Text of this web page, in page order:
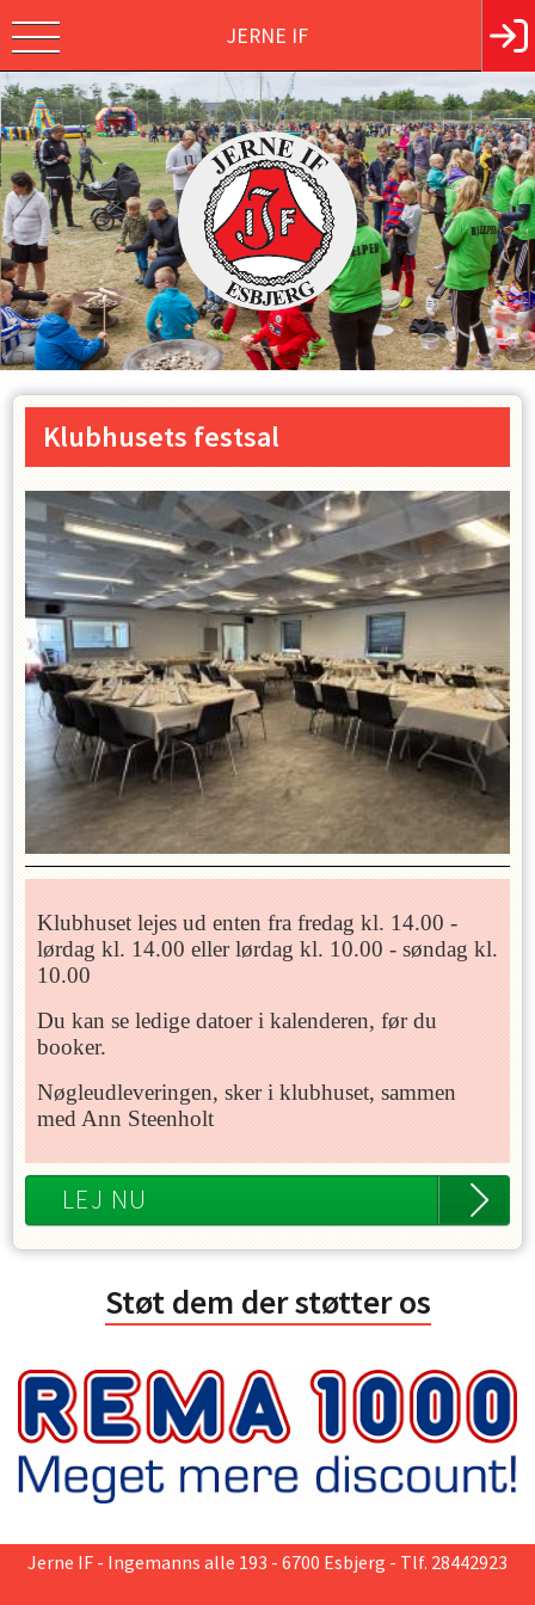
JERNE IF
Klubhusets festsal
Klubhuset lejes ud enten fra fredag kl. 14.00 -
lørdag kl. 14.00 eller lørdag kl. 10.00 - søndag kl.
10.00
Du kan se ledige datoer i kalenderen, før du
booker.
Nøgleudleveringen, sker i klubhuset, sammen
med Ann Steenholt
LEJ NU
Støt dem der støtter os
Jerne IF - Ingemanns alle 193 - 6700 Esbjerg - Tlf. 28442923